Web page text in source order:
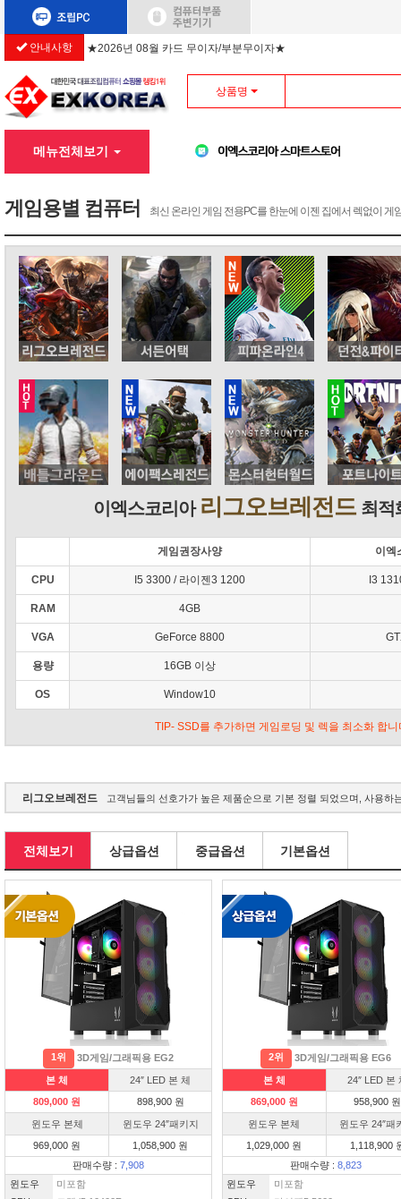
안내사항 ★2026년 08월 카드 무이자/부분무이자★
상품명
메뉴전체보기
게임용별 컴퓨터 최신 온라인 게임 전용PC를 한눈에 이젠 집에서 렉없이 게
이엑스코리아 리그오브레전드 최적
게임권장사양 이엑
CPU I5 3300 / 라이젠3 1200 I3
RAM 4GB
VGA GeForce 8800
용량 16GB 이상
OS Window10
TIP- SSD를 추가하면 게임로딩 및 렉을 최소화 합니
리그오브레전드 고객님들의 선호가가 높은 제품순으로 기본 정렬 되었으며, 사용
전체보기 상급옵션 중급옵션 기본옵션
1위 3D게임/그래픽용 EG2
본 체
24″ LED 본 체
809,000 원
898,900 원
윈도우 본체
윈도우 24″패키지
969,000 원
1,058,900 원
판매수량 : 7,908
윈도우
미포함
2위 3D게임/그래픽용 EG6
본 체
24″ LED 본
869,000 원
958,900 원
윈도우 본체
윈도우 24″패
1,029,000 원
1,118,900
판매수량 : 8,823
윈도우
미포함